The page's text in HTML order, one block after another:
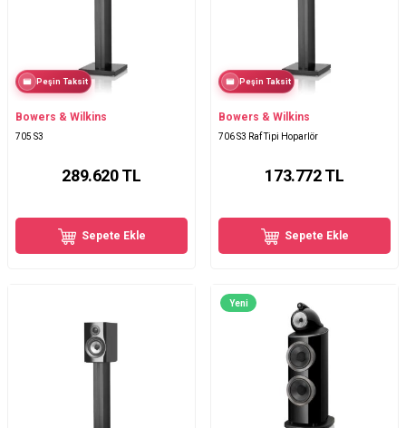
Peşin Taksit
Bowers & Wilkins
705 S3
289.620TL
Sepete Ekle
Peşin Taksit
Bowers & Wilkins
706 S3 Raf Tipi Hoparlör
173.772TL
Sepete Ekle
Yeni